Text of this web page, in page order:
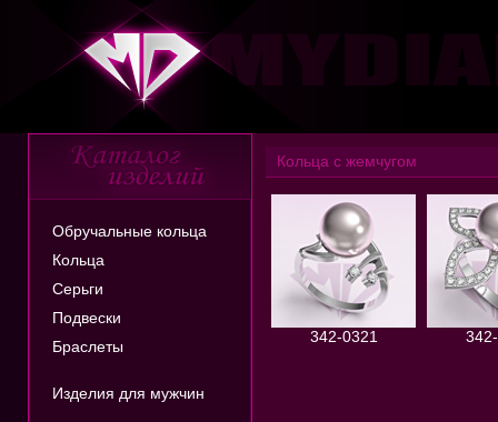
Обручальные кольца
Кольца
Серьги
Подвески
Браслеты
Изделия для мужчин
Кольца с жемчугом
342-0321